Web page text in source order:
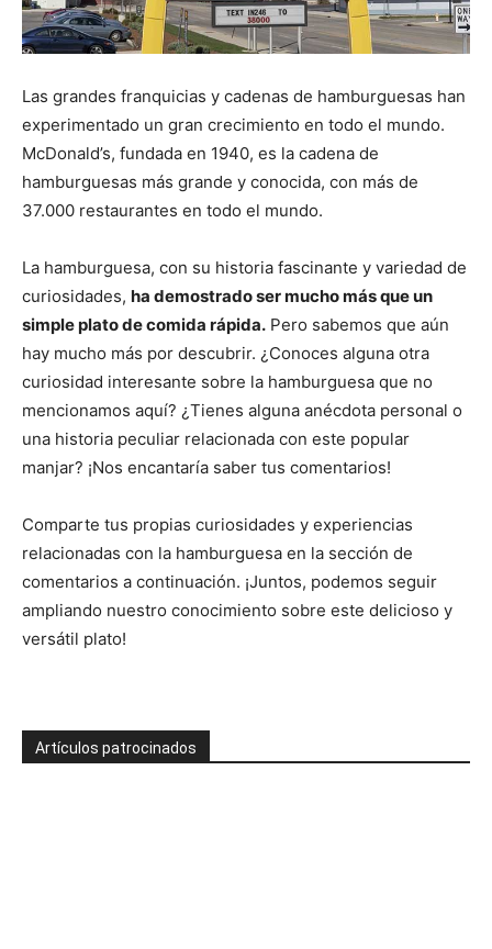
Las grandes franquicias y cadenas de hamburguesas han
experimentado un gran crecimiento en todo el mundo.
McDonald’s, fundada en 1940, es la cadena de
hamburguesas más grande y conocida, con más de
37.000 restaurantes en todo el mundo.
La hamburguesa, con su historia fascinante y variedad de
curiosidades, ha demostrado ser mucho más que un
simple plato de comida rápida. Pero sabemos que aún
hay mucho más por descubrir. ¿Conoces alguna otra
curiosidad interesante sobre la hamburguesa que no
mencionamos aquí? ¿Tienes alguna anécdota personal o
una historia peculiar relacionada con este popular
manjar? ¡Nos encantaría saber tus comentarios!
Comparte tus propias curiosidades y experiencias
relacionadas con la hamburguesa en la sección de
comentarios a continuación. ¡Juntos, podemos seguir
ampliando nuestro conocimiento sobre este delicioso y
versátil plato!
Artículos patrocinados